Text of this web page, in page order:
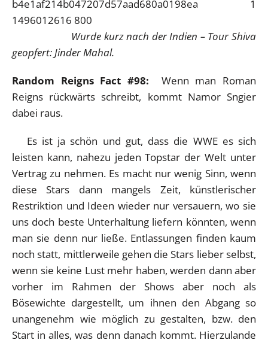
Wurde kurz nach der Indien – Tour Shiva
geopfert: Jinder Mahal.
Random Reigns Fact #98: Wenn man Roman
Reigns rückwärts schreibt, kommt Namor Sngier
dabei raus.
Es ist ja schön und gut, dass die WWE es sich
leisten kann, nahezu jeden Topstar der Welt unter
Vertrag zu nehmen. Es macht nur wenig Sinn, wenn
diese Stars dann mangels Zeit, künstlerischer
Restriktion und Ideen wieder nur versauern, wo sie
uns doch beste Unterhaltung liefern könnten, wenn
man sie denn nur ließe. Entlassungen finden kaum
noch statt, mittlerweile gehen die Stars lieber selbst,
wenn sie keine Lust mehr haben, werden dann aber
vorher im Rahmen der Shows aber noch als
Bösewichte dargestellt, um ihnen den Abgang so
unangenehm wie möglich zu gestalten, bzw. den
Start in alles, was denn danach kommt. Hierzulande